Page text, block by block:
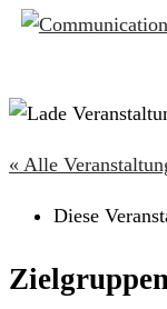
« Alle
Diese